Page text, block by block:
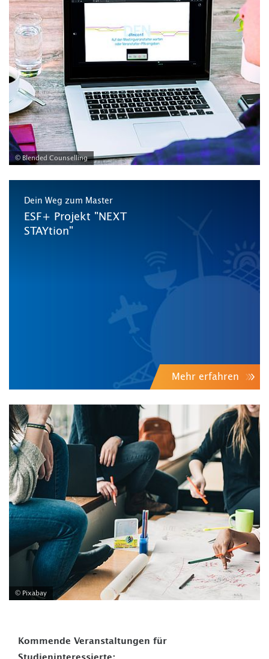
© Blended Counselling
Dein Weg zum Master
ESF+ Projekt "NEXT
STAYtion"
Mehr erfahren
© Pixabay
Kommende Veranstaltungen für